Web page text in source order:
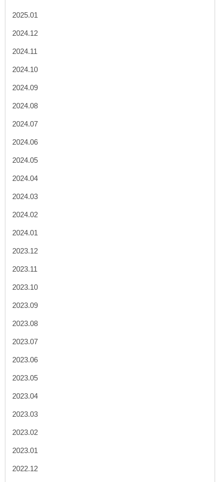
2025.01
2024.12
2024.11
2024.10
2024.09
2024.08
2024.07
2024.06
2024.05
2024.04
2024.03
2024.02
2024.01
2023.12
2023.11
2023.10
2023.09
2023.08
2023.07
2023.06
2023.05
2023.04
2023.03
2023.02
2023.01
2022.12